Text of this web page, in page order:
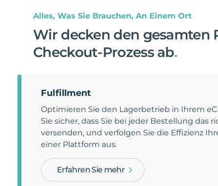
Alles, Was Sie Brauchen, An Einem Ort
Wir decken den gesamten
Checkout-Prozess ab.
Fulfillment
Optimieren Sie den Lagerbetrieb in Ihrem
Sie sicher, dass Sie bei jeder Bestellung das
versenden, und verfolgen Sie die Effizienz
einer Plattform aus.
Erfahren Sie mehr